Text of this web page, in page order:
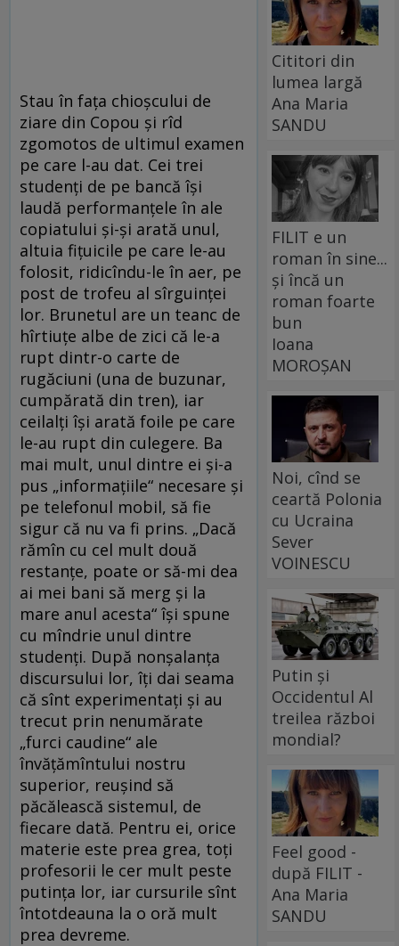
Stau în faţa chioşcului de
ziare din Copou şi rîd
zgomotos de ultimul examen
pe care l-au dat. Cei trei
studenţi de pe bancă îşi
laudă performanţele în ale
copiatului şi-şi arată unul,
altuia fiţuicile pe care le-au
folosit, ridicîndu-le în aer, pe
post de trofeu al sîrguinţei
lor. Brunetul are un teanc de
hîrtiuţe albe de zici că le-a
rupt dintr-o carte de
rugăciuni (una de buzunar,
cumpărată din tren), iar
ceilalţi îşi arată foile pe care
le-au rupt din culegere. Ba
mai mult, unul dintre ei şi-a
pus „informaţiile“ necesare şi
pe telefonul mobil, să fie
sigur că nu va fi prins. „Dacă
rămîn cu cel mult două
restanţe, poate or să-mi dea
ai mei bani să merg şi la
mare anul acesta“ îşi spune
cu mîndrie unul dintre
studenţi. După nonşalanţa
discursului lor, îţi dai seama
că sînt experimentaţi şi au
trecut prin nenumărate
„furci caudine“ ale
învăţămîntului nostru
superior, reuşind să
păcălească sistemul, de
fiecare dată. Pentru ei, orice
materie este prea grea, toţi
profesorii le cer mult peste
putinţa lor, iar cursurile sînt
întotdeauna la o oră mult
prea devreme.
Cititori din
lumea largă
Ana Maria
SANDU
FILIT e un
roman în sine...
și încă un
roman foarte
bun
Ioana
MOROȘAN
Noi, cînd se
ceartă Polonia
cu Ucraina
Sever
VOINESCU
Putin și
Occidentul Al
treilea război
mondial?
Feel good -
după FILIT -
Ana Maria
SANDU